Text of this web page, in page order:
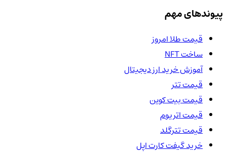
پیوندهای مهم
قیمت طلا امروز
ساخت NFT
آموزش خرید ارز دیجیتال
قیمت تتر
قیمت بیت کوین
قیمت اتریوم
قیمت تترگلد
خرید گیفت کارت اپل